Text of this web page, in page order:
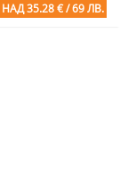
НАД 35.28 € / 69 ЛВ.